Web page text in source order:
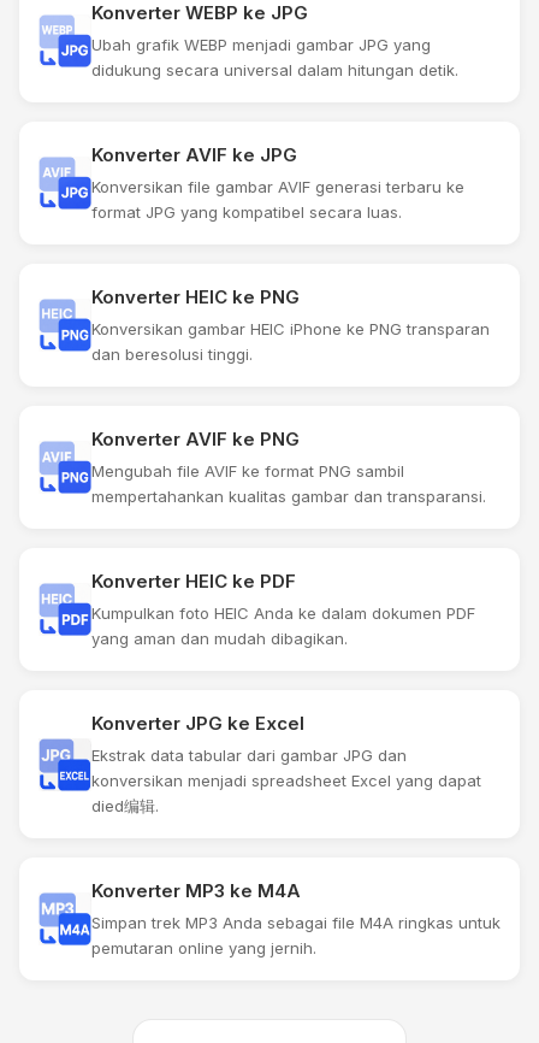
Konverter WEBP ke JPG
Ubah grafik WEBP menjadi gambar JPG yang
didukung secara universal dalam hitungan detik.
Konverter AVIF ke JPG
Konversikan file gambar AVIF generasi terbaru ke
format JPG yang kompatibel secara luas.
Konverter HEIC ke PNG
Konversikan gambar HEIC iPhone ke PNG transparan
dan beresolusi tinggi.
Konverter AVIF ke PNG
Mengubah file AVIF ke format PNG sambil
mempertahankan kualitas gambar dan transparansi.
Konverter HEIC ke PDF
Kumpulkan foto HEIC Anda ke dalam dokumen PDF
yang aman dan mudah dibagikan.
Konverter JPG ke Excel
Ekstrak data tabular dari gambar JPG dan
konversikan menjadi spreadsheet Excel yang dapat
died编辑.
Konverter MP3 ke M4A
Simpan trek MP3 Anda sebagai file M4A ringkas untuk
pemutaran online yang jernih.